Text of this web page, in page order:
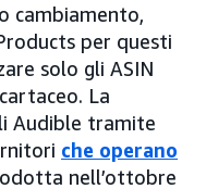
cambiamento,
per questi
solo gli ASIN
La
Audible tramite
che operano
nell’ottobre